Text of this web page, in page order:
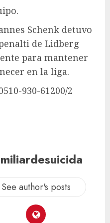
Schenk detuvo
de Lidberg
para mantener
en la liga.
930-61200/2
See author's posts